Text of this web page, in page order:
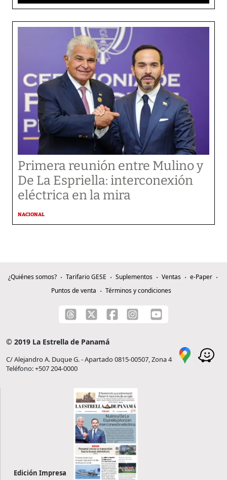
Primera reunión entre Mulino y
De La Espriella: interconexión
eléctrica en la mira
NACIONAL
¿Quiénes somos? Tarifario GESE Suplementos Ventas
e-Paper
Puntos de venta
Términos y condiciones
© 2019 La Estrella de Panamá
C/ Alejandro A. Duque G. - Apartado 0815-00507, Zona 4
Teléfono: +507 204-0000
Edición Impresa